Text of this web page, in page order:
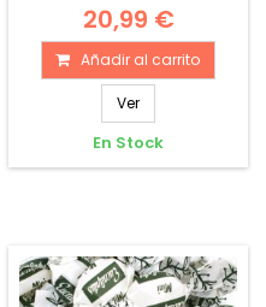
20,99 €
Añadir al carrito
Ver
En Stock